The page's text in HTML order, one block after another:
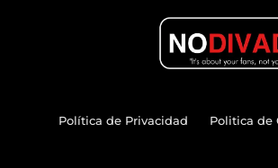
Política de Privacidad Politica de